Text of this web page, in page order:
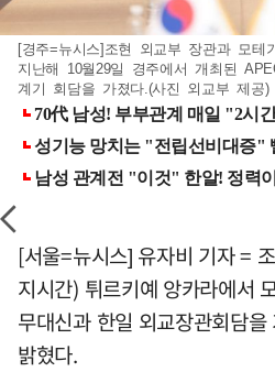
[경주=뉴시스]조현 외교부 장관과 모테
지난해 10월29일 경주에서 개최된
계기 회담을 가졌다.(사진 외교부 제공
[서울=뉴시스] 유자비 기자 =
지시간) 튀르키예 앙카라에서
무대신과 한일 외교장관회담
밝혔다.